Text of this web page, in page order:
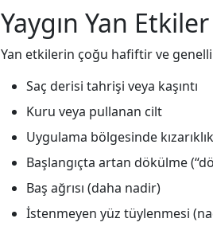
Yaygın Yan Etkiler
Yan etkilerin çoğu hafiftir ve
Saç derisi tahrişi veya kaşıntı
Kuru veya pullanan cilt
Uygulama bölgesinde kızarıklık
Başlangıçta artan dökülme
Baş ağrısı (daha nadir)
İstenmeyen yüz tüylenmesi